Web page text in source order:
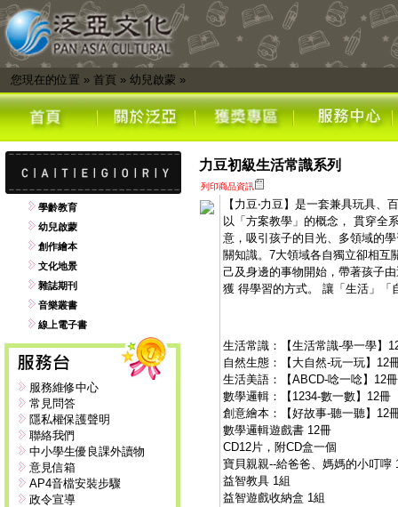
您現在的位置 » 首頁 » 幼兒啟蒙 »
學齡教育
幼兒啟蒙
創作繪本
文化地景
雜誌期刊
音樂叢書
線上電子書
服務維修中心
常見問答
隱私權保護聲明
聯絡我們
中小學生優良課外讀物
意見信箱
AP4音檔安裝步驟
政令宣導
力豆初級生活常識系列
列印商品資訊
【力豆‧力豆】是一套兼具玩具、
以「方案教學」的概念， 貫穿全
意，吸引孩子的目光、多領域的
關知識。7大領域各自獨立卻相互
己及身邊的事物開始，帶著孩子
獲 得學習的方式。 讓「生活」「
生活常識：【生活常識-學一學】
自然生態：【大自然-玩一玩】12
生活美語：【ABCD-唸一唸】12冊
數學邏輯：【1234-數一數】12冊
創意繪本：【好故事-聽一聽】12
數學邏輯遊戲書 12冊
CD12片，附CD盒一個
寶貝親親--給爸爸、媽媽的小叮嚀
益智教具 1組
益智遊戲收納盒 1組